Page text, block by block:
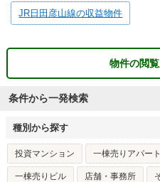
JR日田彦山線の収益物件
物件の閲
条件から一発検索
種別から探す
投資マンション 一棟売りアパート
一棟売りビル 店舗・事務所